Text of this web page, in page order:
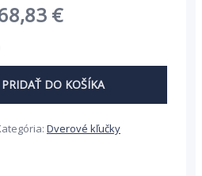
105,89 €.
€Aktuálna
je:
68,83 €.
PRIDAŤ DO KOŠÍKA
Dverové kľučky